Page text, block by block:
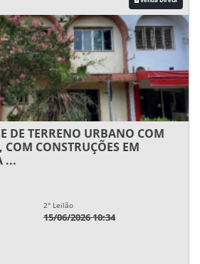
DE TERRENO URBANO COM
CONSTRUÇÕES EM
...
2° Leilão
15/06/2026 10:34